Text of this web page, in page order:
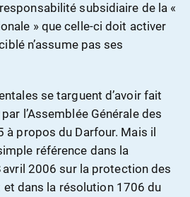
subsidiaire de la «
» que celle-ci doit activer
n’assume pas ses
se targuent d’avoir fait
l’Assemblée Générale des
à propos du Darfour. Mais il
référence dans la
2006 sur la protection des
dans la résolution 1706 du